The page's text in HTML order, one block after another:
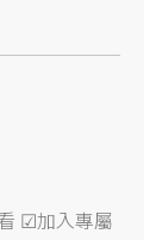
☑加入專屬